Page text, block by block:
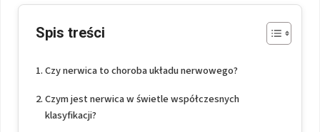
Spis treści
Czy nerwica to choroba układu nerwowego?
Czym jest nerwica w świetle współczesnych
klasyfikacji?